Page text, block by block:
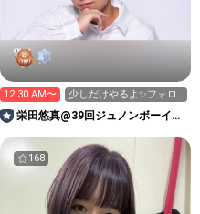
12:30 AM〜
少しだけやるよ✨フォロ
ーお願いします🙇‍♂️
栄田悠真@39回ジュノンボーイ挑
168